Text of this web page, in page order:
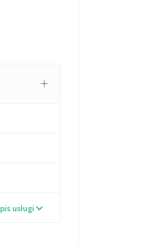
usługi